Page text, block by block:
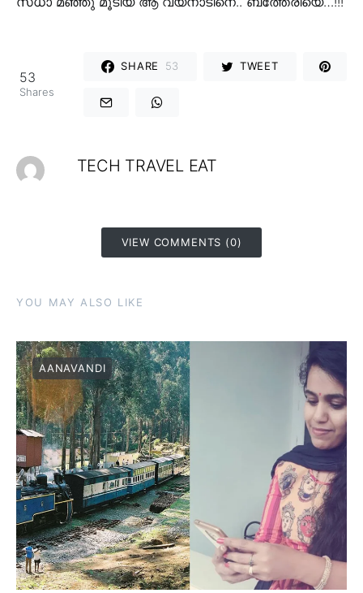
53
Shares
SHARE 53 TWEET
TECH TRAVEL EAT
VIEW COMMENTS (0)
YOU MAY ALSO LIKE
AANAVANDI